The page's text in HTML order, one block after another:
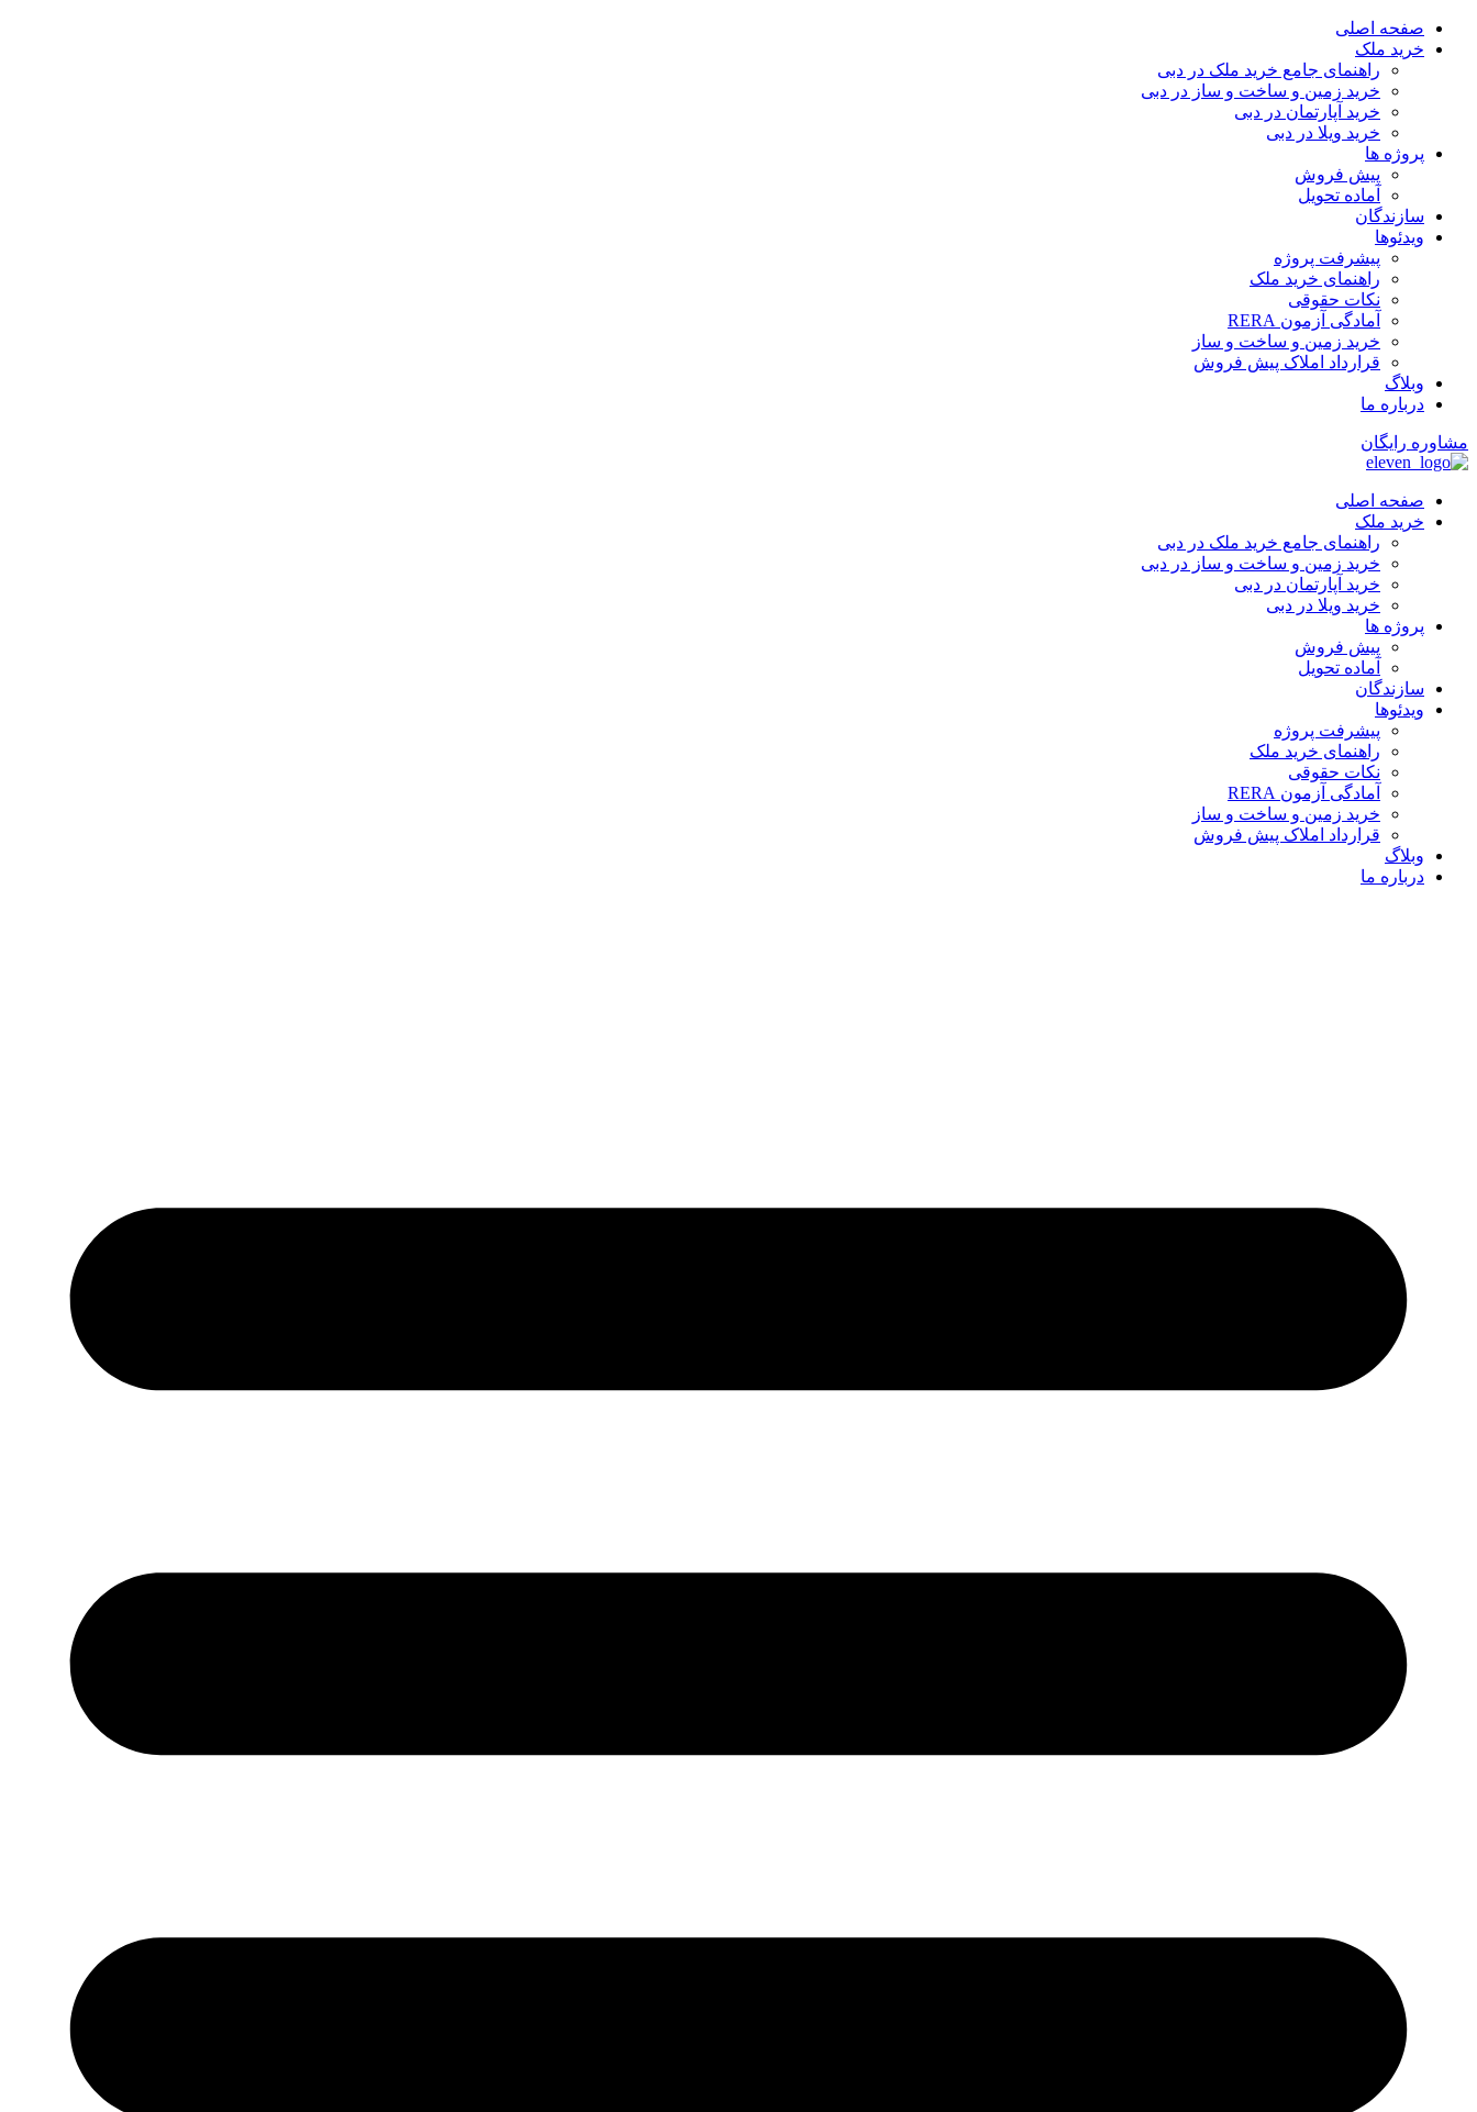
پرش
صفحه اصلی
خرید ملک
راهنمای جامع خرید ملک در دبی
خرید زمین و ساخت‌ و ساز در دبی
خرید آپارتمان در دبی
خرید ویلا در دبی
پروژه ها
پیش فروش
آماده تحویل
سازندگان
ویدئوها
پیشرفت پروژه
راهنمای خرید ملک
نکات حقوقی
آمادگی آزمون RERA
خرید زمین و ساخت و ساز
قرارداد املاک پیش فروش
وبلاگ
درباره ما
مشاوره رایگان
صفحه اصلی
خرید ملک
راهنمای جامع خرید ملک در دبی
خرید زمین و ساخت‌ و ساز در دبی
خرید آپارتمان در دبی
خرید ویلا در دبی
پروژه ها
پیش فروش
آماده تحویل
سازندگان
ویدئوها
پیشرفت پروژه
راهنمای خرید ملک
نکات حقوقی
آمادگی آزمون RERA
خرید زمین و ساخت و ساز
قرارداد املاک پیش فروش
وبلاگ
درباره ما